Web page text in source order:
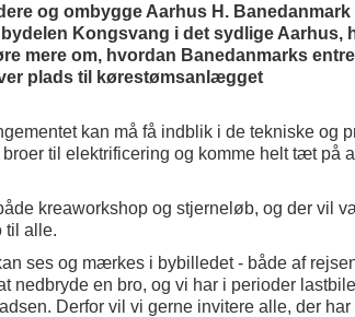
og ombygge Aarhus H.
Kongsvang i det sydlige Aarhus,
mere om, hvordan Banedanmarks
plads til kørestømsanlægget
kan må få indblik i de tekniske og
til elektrificering og komme helt tæt på
kreaworkshop og stjerneløb, og der vil
til alle.
ses og mærkes i bybilledet - både af
nedbryde en bro, og vi har i perioder
Derfor vil vi gerne invitere alle, der